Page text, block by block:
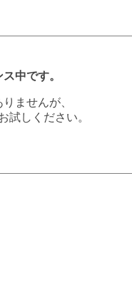
中です。
ませんが、
試しください。